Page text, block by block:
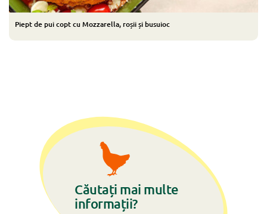
Piept de pui copt cu Mozzarella, roșii și busuioc
Căutați mai multe
informații?